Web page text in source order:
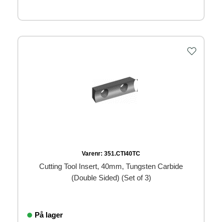
Varenr: 351.CTI40TC
Cutting Tool Insert, 40mm, Tungsten Carbide
(Double Sided) (Set of 3)
På lager